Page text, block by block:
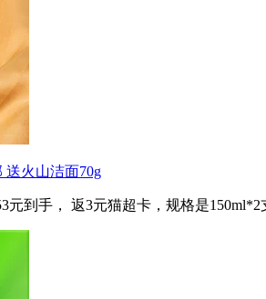
送火山洁面70g
到手， 返3元猫超卡，规格是150ml*2